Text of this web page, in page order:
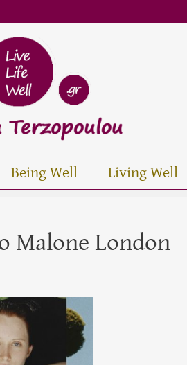
Being Well Living Well
Malone London